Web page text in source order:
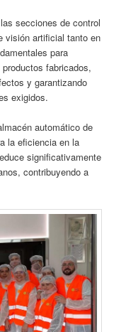
secciones de control
visión artificial tanto en
para
fabricados,
y garantizando
exigidos.
automático de
la eficiencia en la
significativamente
contribuyendo a